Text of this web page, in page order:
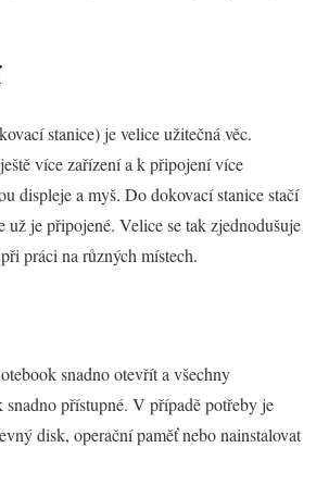
stanice) je velice užitečná věc.
více zařízení a k připojení více
displeje a myš. Do dokovací stanice stačí
už je připojené. Velice se tak zjednodušuje
práci na různých místech.
snadno otevřít a všechny
přístupné. V případě potřeby je
disk, operační paměť nebo nainstalovat